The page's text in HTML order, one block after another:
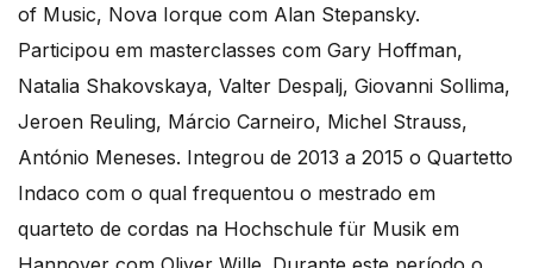
of Music, Nova Iorque com Alan Stepansky.
Participou em masterclasses com Gary Hoffman,
Natalia Shakovskaya, Valter Despalj, Giovanni Sollima,
Jeroen Reuling, Márcio Carneiro, Michel Strauss,
António Meneses. Integrou de 2013 a 2015 o Quartetto
Indaco com o qual frequentou o mestrado em
quarteto de cordas na Hochschule für Musik em